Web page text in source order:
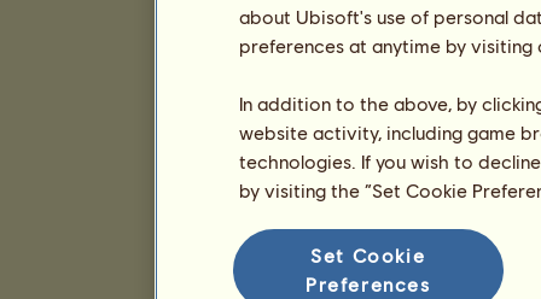
about Ubisoft's use of personal
preferences at anytime by
In addition to the above, by
website activity, including game
technologies. If you wish to
by visiting the “Set Cookie
Set Cookie
Preferences